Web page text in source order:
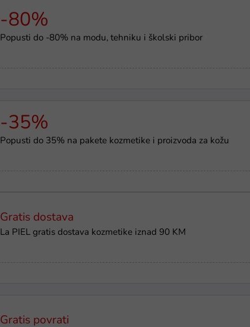
-80%
Popusti do -80% na modu, tehniku i školski pribor
-35%
Popusti do 35% na pakete kozmetike i proizvoda za kožu
Gratis dostava
La PIEL gratis dostava kozmetike iznad 90 KM
Gratis povrati